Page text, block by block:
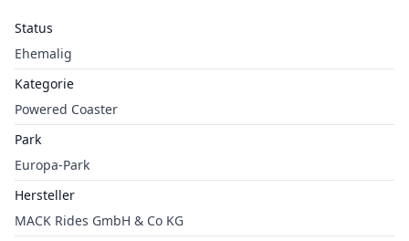
Status
Ehemalig
Kategorie
Powered Coaster
Park
Europa-Park
Hersteller
MACK Rides GmbH & Co KG